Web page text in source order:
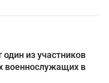
из участников
военнослужащих в